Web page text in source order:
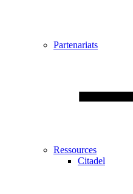
Partenariats
Ressources
Citadel